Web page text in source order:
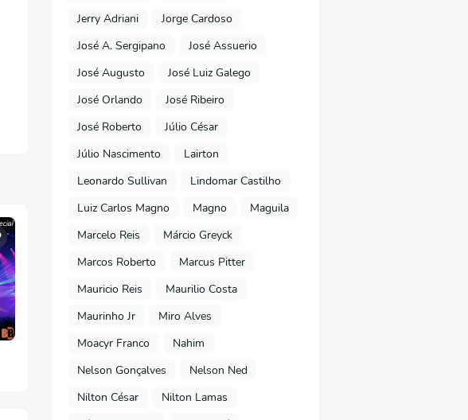
Jerry Adriani
Jorge Cardoso
José A. Sergipano
José Assuerio
José Augusto
José Luiz Galego
José Orlando
José Ribeiro
José Roberto
Júlio César
Júlio Nascimento
Lairton
Leonardo Sullivan
Lindomar Castilho
Luiz Carlos Magno
Magno
Maguila
Marcelo Reis
Márcio Greyck
Marcos Roberto
Marcus Pitter
Mauricio Reis
Maurilio Costa
Maurinho Jr
Miro Alves
Moacyr Franco
Nahim
Nelson Gonçalves
Nelson Ned
Nilton César
Nilton Lamas